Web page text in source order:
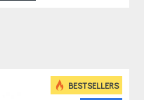
BESTSELLERS